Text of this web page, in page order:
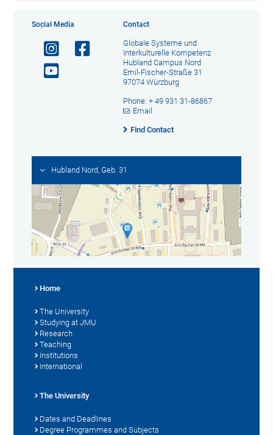
Social Media Contact
Globale Systeme und
Interkulturelle Kompetenz
Hubland Campus Nord
Emil-Fischer-Straße 31
97074 Würzburg
Phone: + 49 931 31-86867
Email
Find Contact
Hubland Nord, Geb. 31
Home
The University
Studying at JMU
Research
Teaching
Institutions
International
The University
Dates and Deadlines
Degree Programmes and Subjects